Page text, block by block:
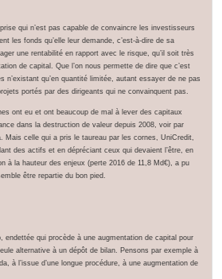
qui n’est pas capable de convaincre les investisseurs
les fonds qu’elle leur demande, c’est-à-dire de sa
une rentabilité en rapport avec le risque, qu’il soit très
de capital. Que l’on nous permette de dire que c’est
n’existant qu’en quantité limitée, autant essayer de ne pas
portés par des dirigeants qui ne convainquent pas.
ont eu et ont beaucoup de mal à lever des capitaux
dans la destruction de valeur depuis 2008, voir par
Mais celle qui a pris le taureau par les cornes, UniCredit,
des actifs et en dépréciant ceux qui devaient l’être, en
à la hauteur des enjeux (perte 2016 de 11,8 Md€), a pu
être repartie du bon pied.
endettée qui procède à une augmentation de capital pour
alternative à un dépôt de bilan. Pensons par exemple à
à l’issue d’une longue procédure, à une augmentation de